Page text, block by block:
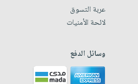
عربة التسوق
لائحة الأمنيات
وسائل الدفع